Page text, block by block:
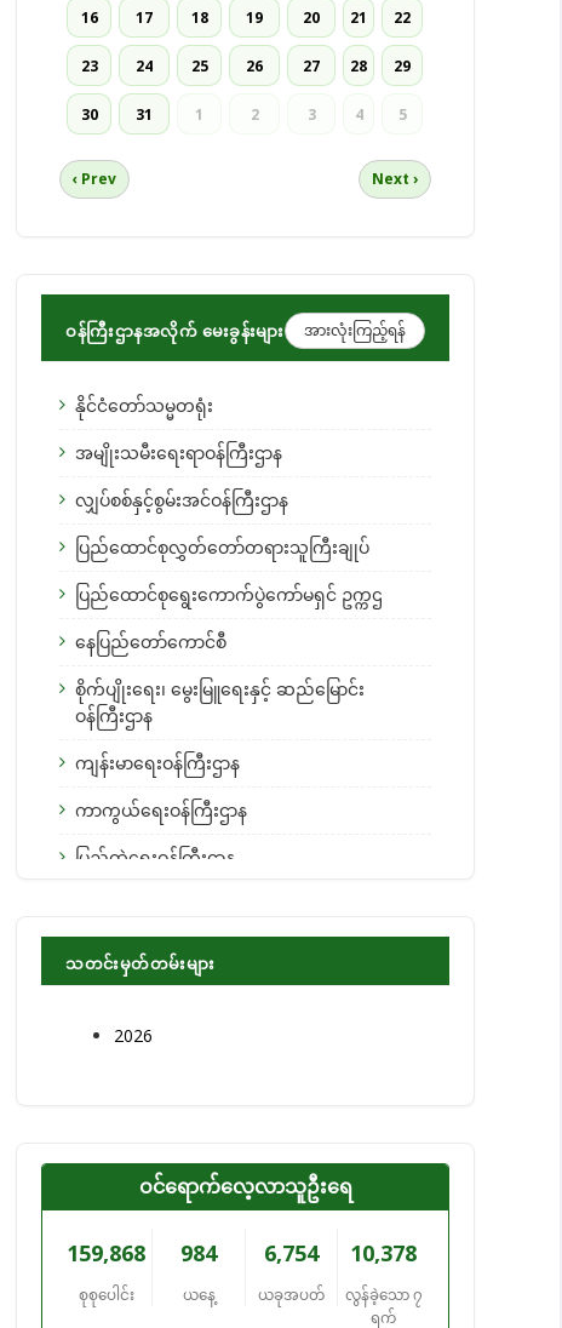
16 17 18 19 20 21 22
23 24 25 26 27 28 29
30 31 1 2 3 4 5
‹ Prev Next ›
ဝန်ကြီးဌာနအလိုက် မေးခွန်းများ အားလုံးကြည့်ရန်
နိုင်ငံတော်သမ္မတရုံး
အမျိုးသမီးရေးရာဝန်ကြီးဌာန
လျှပ်စစ်နှင့်စွမ်းအင်ဝန်ကြီးဌာန
ပြည်ထောင်စုလွှတ်တော်တရားသူကြီးချုပ်
ပြည်ထောင်စုရွေးကောက်ပွဲကော်မရှင် ဥက္ကဌ
နေပြည်တော်ကောင်စီ
စိုက်ပျိုးရေး၊ မွေးမြူရေးနှင့် ဆည်မြောင်း
ဝန်ကြီးဌာန
ကျန်းမာရေးဝန်ကြီးဌာန
ကာကွယ်ရေးဝန်ကြီးဌာန
ပြည်ထဲရေးဝန်ကြီးဌာန
အမျိုးသားစီမံကိန်း၊ ရင်းနှီးမြှုပ်နှံမှုနှင့် နိုင်ငံခြား
စီးပွားဆက်သွယ်ရေးဝန်ကြီးဌာန
ဆောက်လုပ်ရေးဝန်ကြီးဌာန
နိုင်ငံခြားရေးဝန်ကြီးဌာန
နိုင်ငံတော်သမ္မတရုံး ဝန်ကြီးဌာန
ဒစ်ဂျစ်တယ်ဖွံ့ဖြိုးတိုးတက်ရေးနှင့် ဆက်သွယ်ရေး
ဝန်ကြီးဌာန
သတင်းမှတ်တမ်းများ
2026
ဝင်ရောက်လေ့လာသူဦးရေ
159,868
စုစုပေါင်း
984
ယနေ့
6,754
ယခုအပတ်
10,378
လွန်ခဲ့သော ၇
ရက်